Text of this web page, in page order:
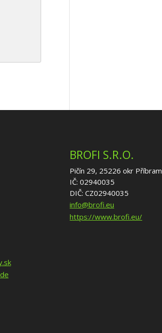
BROFI S.R.O.
Pičín 29, 25226 okr Příbram
IČ: 02940035
DIČ: CZ02940035
info@brofi.eu
https://www.brofi.eu/